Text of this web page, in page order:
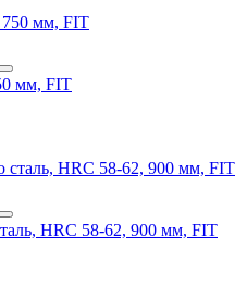
мм, FIT
HRC 58-62, 900 мм, FIT